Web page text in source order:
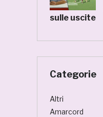
sulle uscite
Categorie
Altri
Amarcord